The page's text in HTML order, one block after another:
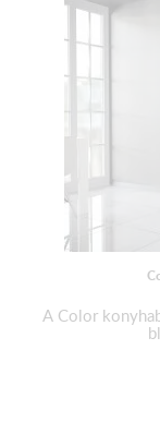
Bútorlap
Mosogató:
Kiváló
Választható
Vízzáró
2 db végzáró
1 db homorú - 1 db
FONTOS! A
A Color